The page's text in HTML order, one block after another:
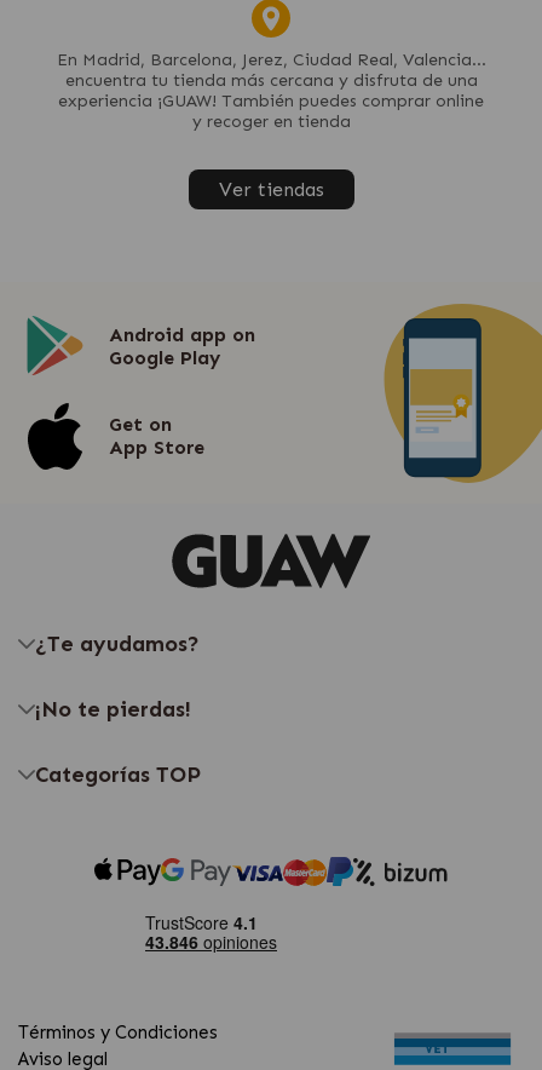
En Madrid, Barcelona, Jerez, Ciudad Real, Valencia...
encuentra tu tienda más cercana y disfruta de una
experiencia ¡GUAW! También puedes comprar online
y recoger en tienda
Ver tiendas
Android app on
Google Play
Get on
App Store
¿Te ayudamos?
¡No te pierdas!
Categorías TOP
Términos y Condiciones
Aviso legal